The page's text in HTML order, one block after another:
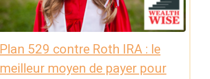
Plan 529 contre Roth IRA : le
meilleur moyen de payer pour